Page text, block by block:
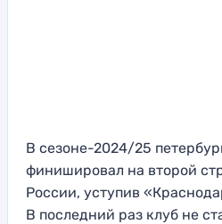
В сезоне-2024/25
финишировал на второй
России, уступив
В последний раз клуб не